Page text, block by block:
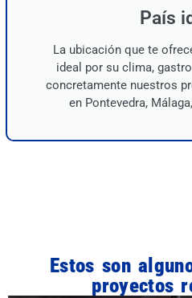
País
La ubicación que te
ideal por su clima,
concretamente nuestros
en Pontevedra,
Estos son
proyectos